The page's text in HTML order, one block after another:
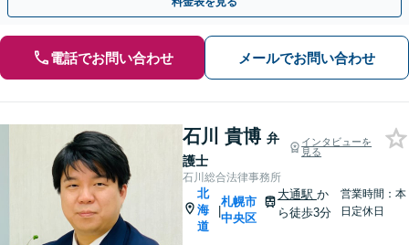
電話でお問い合わせ メールでお問い合わせ
石川 貴博 弁
護士
インタビューを
見る
石川総合法律事務所
北
海
道
|
札幌市
中央区
大通駅 か
ら徒歩3分
営業時間：本
日定休日